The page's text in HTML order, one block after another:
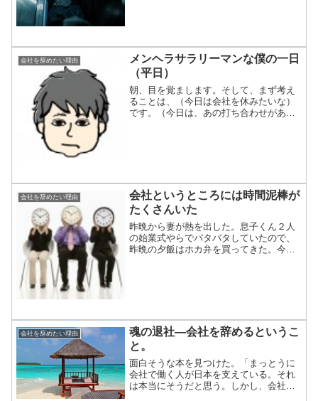
会社を辞めたい理由
メンヘラサラリーマンな僕の一日
（平日）
朝、目を覚まします。そして、まず考え
ることは、（今日は会社を休みたいな）
です。（今日は、あの打ち合わせがあっ
会社を辞めたい理由
会社というところには時間泥棒が
たくさんいた
昨晩から妻が熱を出した。息子くん２人
の始業式やらでバタバタしていたので、
昨晩の夕飯はホカ弁を買ってきた。今朝
会社を辞めたい理由
魂の退社―会社を辞めるというこ
と。
面白そうな本を見つけた。「まっとうに
会社で働く人が日本を支えている。それ
は本当にそうだと思う。しかし、会社で